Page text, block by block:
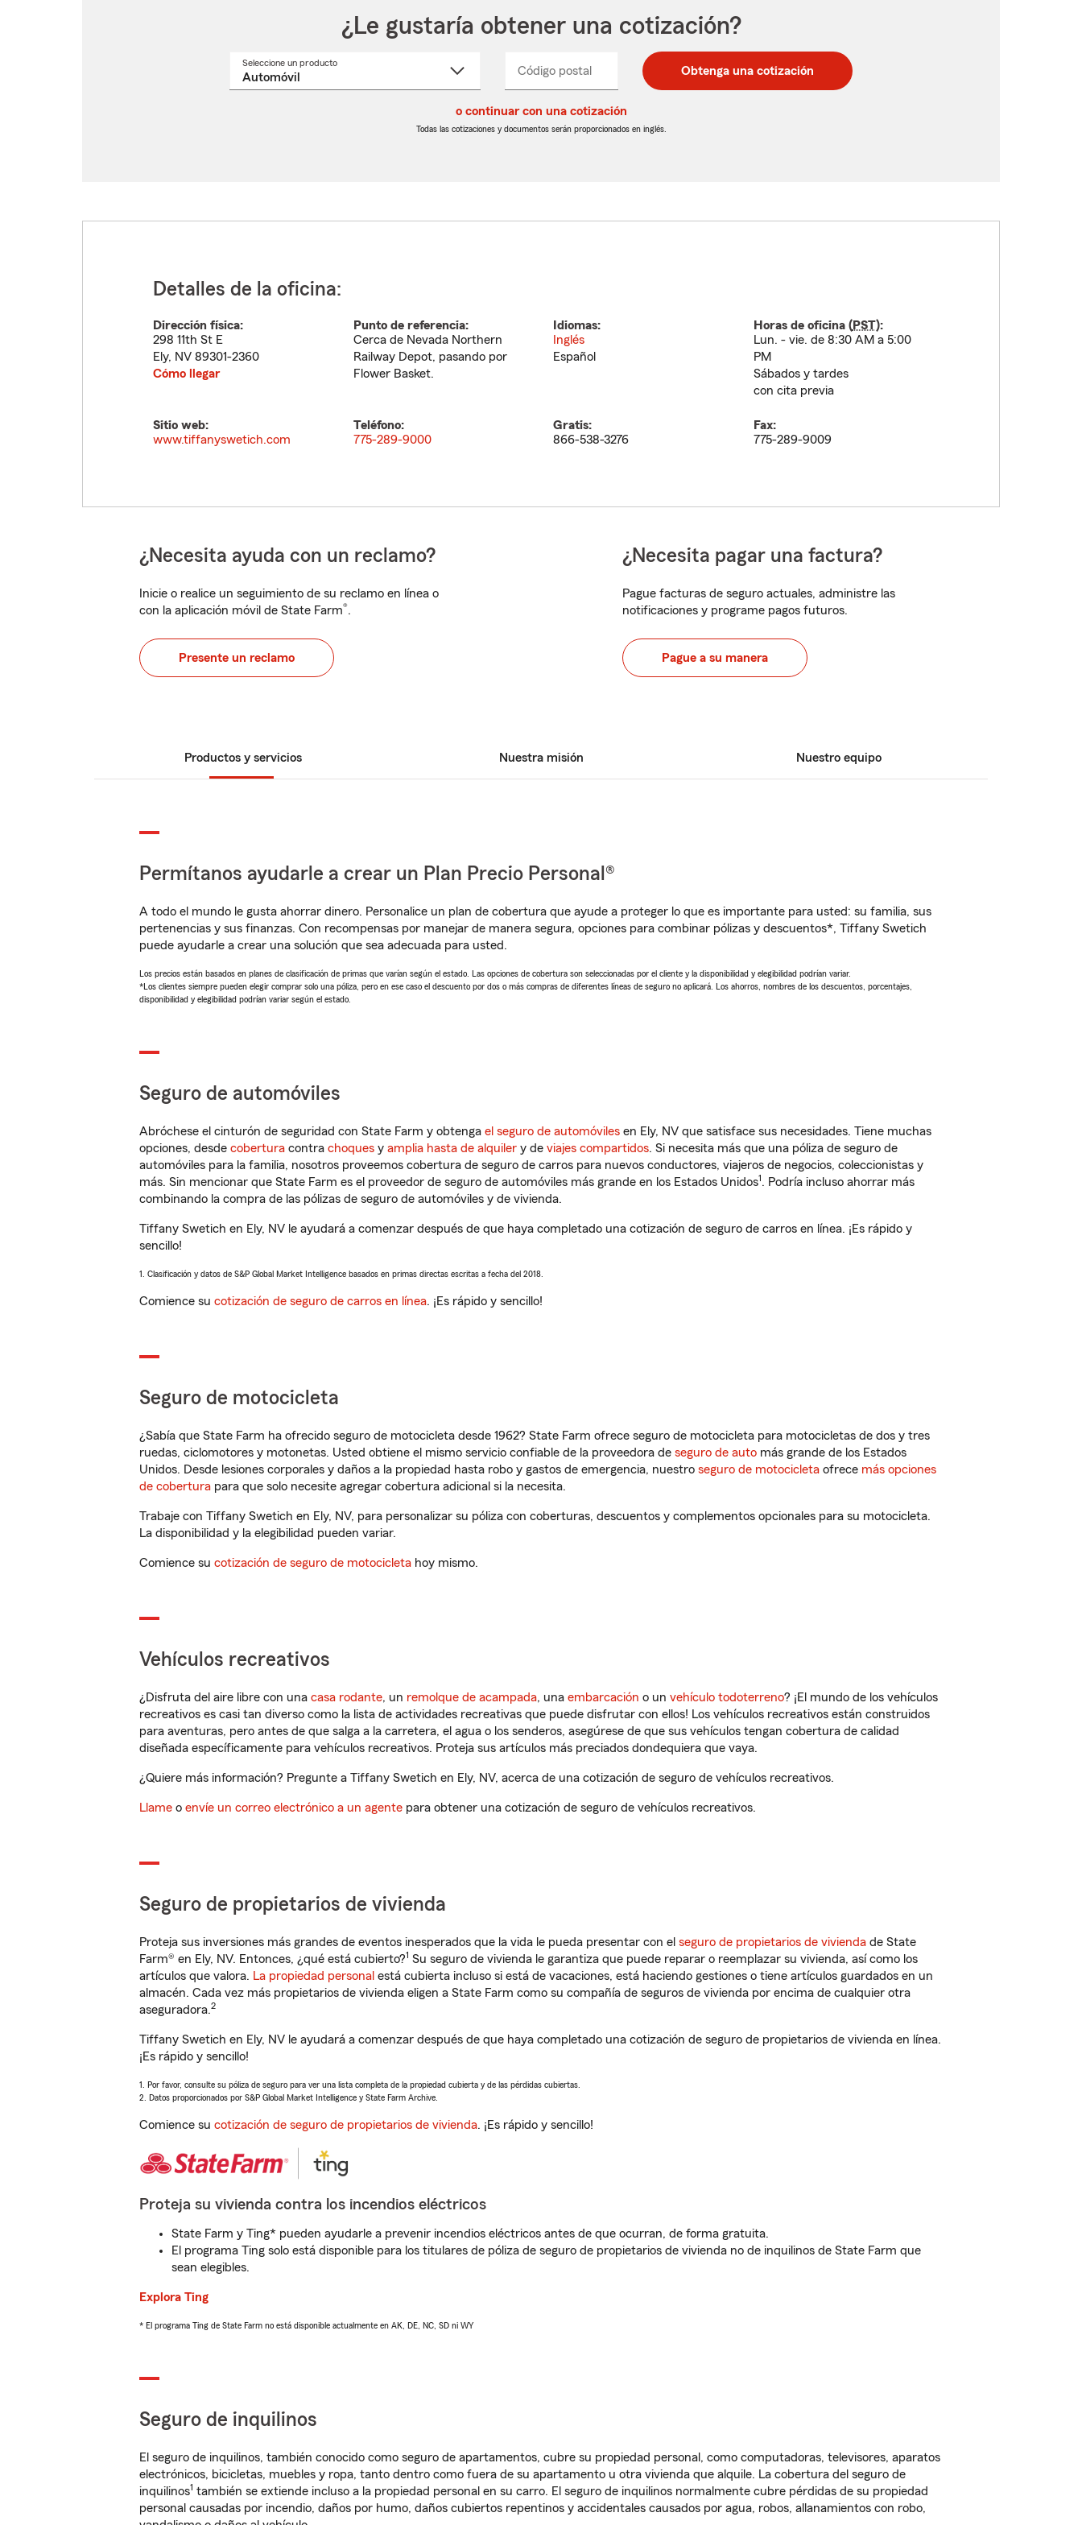
¿Le gustaría obtener una cotización?
Seleccione un productoSeleccione
Código postal
postal
de
postal
de
_____ Obtenga una cotización
o continuar con una cotización
Todas las cotizaciones y documentos serán proporcionados en inglés.
Detalles de la oficina:
Dirección física:
298 11th St E
Ely, NV 89301-2360
Cómo llegar
Punto de referencia:
Cerca de Nevada Northern
Railway Depot, pasando por
Flower Basket.
Idiomas:
Inglés
Español
Horas de oficina (PST):
Lun. - vie. de 8:30 AM a 5:00
PM
Sábados y tardes
con cita previa
Sitio web:
www.tiffanyswetich.com
Teléfono:
775-289-9000
Gratis:
866-538-3276
Fax:
775-289-9009
¿Necesita ayuda con un reclamo?
Inicie o realice un seguimiento de su reclamo en línea o
con la aplicación móvil de State Farm®.
Presente un reclamo
¿Necesita pagar una factura?
Pague facturas de seguro actuales, administre las
notificaciones y programe pagos futuros.
Pague a su manera
Productos y servicios Nuestra misión Nuestro equipo
Permítanos ayudarle a crear un Plan Precio Personal®
A todo el mundo le gusta ahorrar dinero. Personalice un plan de cobertura que ayude a proteger lo que es importante para usted: su familia, sus
pertenencias y sus finanzas. Con recompensas por manejar de manera segura, opciones para combinar pólizas y descuentos*, Tiffany Swetich
puede ayudarle a crear una solución que sea adecuada para usted.
Los precios están basados en planes de clasificación de primas que varían según el estado. Las opciones de cobertura son seleccionadas por el cliente y la disponibilidad y elegibilidad podrían variar.
*Los clientes siempre pueden elegir comprar solo una póliza, pero en ese caso el descuento por dos o más compras de diferentes líneas de seguro no aplicará. Los ahorros, nombres de los descuentos, porcentajes,
disponibilidad y elegibilidad podrían variar según el estado.
Seguro de automóviles
Abróchese el cinturón de seguridad con State Farm y obtenga el seguro de automóviles en Ely, NV que satisface sus necesidades. Tiene muchas
opciones, desde cobertura contra choques y amplia hasta de alquiler y de viajes compartidos. Si necesita más que una póliza de seguro de
automóviles para la familia, nosotros proveemos cobertura de seguro de carros para nuevos conductores, viajeros de negocios, coleccionistas y
más. Sin mencionar que State Farm es el proveedor de seguro de automóviles más grande en los Estados Unidos1. Podría incluso ahorrar más
combinando la compra de las pólizas de seguro de automóviles y de vivienda.
Tiffany Swetich en Ely, NV le ayudará a comenzar después de que haya completado una cotización de seguro de carros en línea. ¡Es rápido y
sencillo!
1. Clasificación y datos de S&P Global Market Intelligence basados en primas directas escritas a fecha del 2018.
Comience su cotización de seguro de carros en línea. ¡Es rápido y sencillo!
Seguro de motocicleta
¿Sabía que State Farm ha ofrecido seguro de motocicleta desde 1962? State Farm ofrece seguro de motocicleta para motocicletas de dos y tres
ruedas, ciclomotores y motonetas. Usted obtiene el mismo servicio confiable de la proveedora de seguro de auto más grande de los Estados
Unidos. Desde lesiones corporales y daños a la propiedad hasta robo y gastos de emergencia, nuestro seguro de motocicleta ofrece más opciones
de cobertura para que solo necesite agregar cobertura adicional si la necesita.
Trabaje con Tiffany Swetich en Ely, NV, para personalizar su póliza con coberturas, descuentos y complementos opcionales para su motocicleta.
La disponibilidad y la elegibilidad pueden variar.
Comience su cotización de seguro de motocicleta hoy mismo.
Vehículos recreativos
¿Disfruta del aire libre con una casa rodante, un remolque de acampada, una embarcación o un vehículo todoterreno? ¡El mundo de los vehículos
recreativos es casi tan diverso como la lista de actividades recreativas que puede disfrutar con ellos! Los vehículos recreativos están construidos
para aventuras, pero antes de que salga a la carretera, el agua o los senderos, asegúrese de que sus vehículos tengan cobertura de calidad
diseñada específicamente para vehículos recreativos. Proteja sus artículos más preciados dondequiera que vaya.
¿Quiere más información? Pregunte a Tiffany Swetich en Ely, NV, acerca de una cotización de seguro de vehículos recreativos.
Llame o envíe un correo electrónico a un agente para obtener una cotización de seguro de vehículos recreativos.
Seguro de propietarios de vivienda
Proteja sus inversiones más grandes de eventos inesperados que la vida le pueda presentar con el seguro de propietarios de vivienda de State
Farm® en Ely, NV. Entonces, ¿qué está cubierto?1 Su seguro de vivienda le garantiza que puede reparar o reemplazar su vivienda, así como los
artículos que valora. La propiedad personal está cubierta incluso si está de vacaciones, está haciendo gestiones o tiene artículos guardados en un
almacén. Cada vez más propietarios de vivienda eligen a State Farm como su compañía de seguros de vivienda por encima de cualquier otra
aseguradora.2
Tiffany Swetich en Ely, NV le ayudará a comenzar después de que haya completado una cotización de seguro de propietarios de vivienda en línea.
¡Es rápido y sencillo!
1. Por favor, consulte su póliza de seguro para ver una lista completa de la propiedad cubierta y de las pérdidas cubiertas.
2. Datos proporcionados por S&P Global Market Intelligence y State Farm Archive.
Comience su cotización de seguro de propietarios de vivienda. ¡Es rápido y sencillo!
Proteja su vivienda contra los incendios eléctricos
State Farm y Ting* pueden ayudarle a prevenir incendios eléctricos antes de que ocurran, de forma gratuita.
El programa Ting solo está disponible para los titulares de póliza de seguro de propietarios de vivienda no de inquilinos de State Farm que
sean elegibles.
Explora Ting
* El programa Ting de State Farm no está disponible actualmente en AK, DE, NC, SD ni WY
Seguro de inquilinos
El seguro de inquilinos, también conocido como seguro de apartamentos, cubre su propiedad personal, como computadoras, televisores, aparatos
electrónicos, bicicletas, muebles y ropa, tanto dentro como fuera de su apartamento u otra vivienda que alquile. La cobertura del seguro de
inquilinos1 también se extiende incluso a la propiedad personal en su carro. El seguro de inquilinos normalmente cubre pérdidas de su propiedad
personal causadas por incendio, daños por humo, daños cubiertos repentinos y accidentales causados por agua, robos, allanamientos con robo,